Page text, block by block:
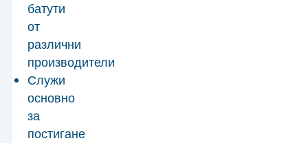
батути
от
различни
производители
Служи
основно
за
постигане